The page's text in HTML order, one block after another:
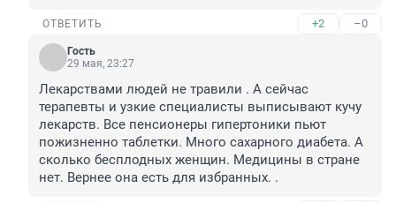
ОТВЕТИТЬ +2 –0
Гость
29 мая, 23:27
Лекарствами людей не травили . А сейчас
терапевты и узкие специалисты выписывают кучу
лекарств. Все пенсионеры гипертоники пьют
пожизненно таблетки. Много сахарного диабета. А
сколько бесплодных женщин. Медицины в стране
нет. Вернее она есть для избранных. .